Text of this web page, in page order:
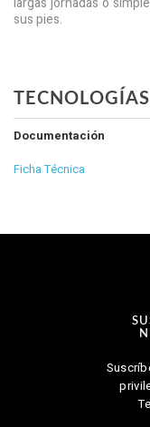
sus pies.
TECNOLOGÍAS
Documentación
Ficha Técnica